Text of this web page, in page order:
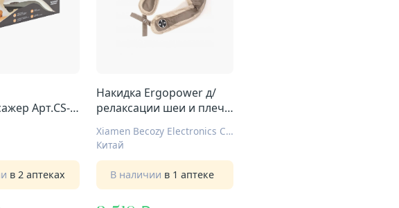
Арт.CS-
в 2 аптеках
Накидка Ergopower д/
релаксации шеи и плеч
Xiamen Becozy Electronics Co., Ltd
Китай
В наличии в 1 аптеке